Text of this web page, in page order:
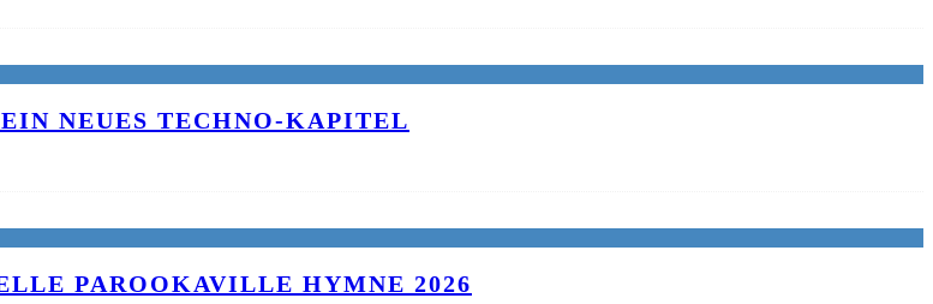
NEUES TECHNO-KAPITEL
PAROOKAVILLE HYMNE 2026